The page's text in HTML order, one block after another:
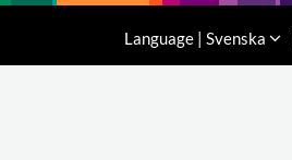
Language | Svenska